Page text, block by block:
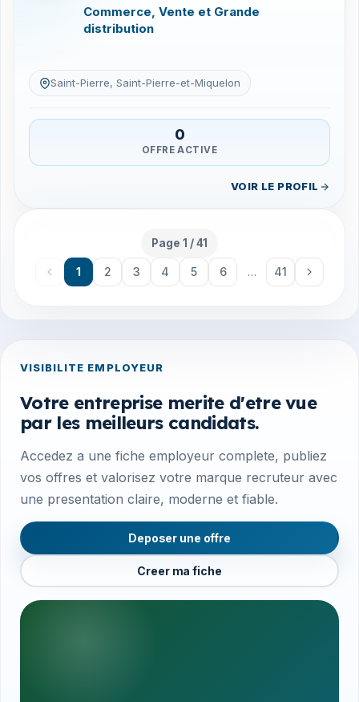
Commerce, Vente et Grande
distribution
Saint-Pierre, Saint-Pierre-et-Miquelon
0
OFFRE ACTIVE
VOIR LE PROFIL
Page 1 / 41
1 2 3 4 5 6 … 41
Page 1 sur 41
VISIBILITE EMPLOYEUR
Votre entreprise merite d'etre vue
par les meilleurs candidats.
Accedez a une fiche employeur complete, publiez
vos offres et valorisez votre marque recruteur avec
une presentation claire, moderne et fiable.
Deposer une offre
Creer ma fiche